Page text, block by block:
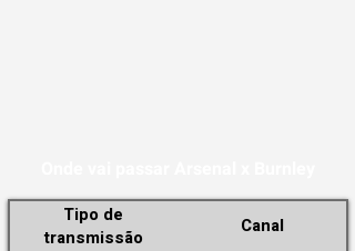
Tipo de
transmissão
Canal